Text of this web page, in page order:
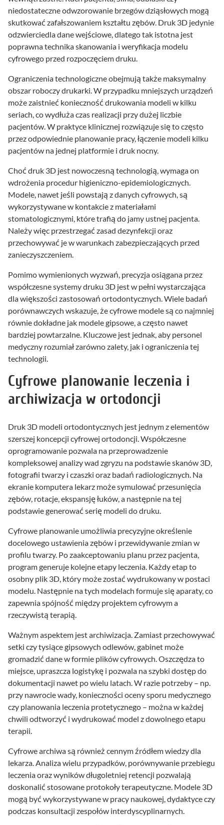
niedostateczne odwzorowanie brzegów dziąsłowych mogą
skutkować zafałszowaniem kształtu zębów. Druk 3D jedynie
odzwierciedla dane wejściowe, dlatego tak istotna jest
poprawna technika skanowania i weryfikacja modelu
cyfrowego przed rozpoczęciem druku.
Ograniczenia technologiczne obejmują także maksymalny
obszar roboczy drukarki. W przypadku mniejszych urządzeń
może zaistnieć konieczność drukowania modeli w kilku
seriach, co wydłuża czas realizacji przy dużej liczbie
pacjentów. W praktyce klinicznej rozwiązuje się to często
przez odpowiednie planowanie pracy, łączenie modeli kilku
pacjentów na jednej platformie i druk nocny.
Choć druk 3D jest nowoczesną technologią, wymaga on
wdrożenia procedur higieniczno-epidemiologicznych.
Modele, nawet jeśli powstają z danych cyfrowych, są
wykorzystywane w kontakcie z materiałami
stomatologicznymi, które trafią do jamy ustnej pacjenta.
Należy więc przestrzegać zasad dezynfekcji oraz
przechowywać je w warunkach zabezpieczających przed
zanieczyszczeniem.
Pomimo wymienionych wyzwań, precyzja osiągana przez
współczesne systemy druku 3D jest w pełni wystarczająca
dla większości zastosowań ortodontycznych. Wiele badań
porównawczych wskazuje, że cyfrowe modele są co najmniej
równie dokładne jak modele gipsowe, a często nawet
bardziej powtarzalne. Kluczowe jest jednak, aby personel
medyczny rozumiał zarówno zalety, jak i ograniczenia tej
technologii.
Cyfrowe planowanie leczenia i
archiwizacja w ortodoncji
Druk 3D modeli ortodontycznych jest jednym z elementów
szerszej koncepcji cyfrowej ortodoncji. Współczesne
oprogramowanie pozwala na przeprowadzenie
kompleksowej analizy wad zgryzu na podstawie skanów 3D,
fotografii twarzy i czaszki oraz badań radiologicznych. Na
ekranie komputera lekarz może symulować przesunięcia
zębów, rotacje, ekspansję łuków, a następnie na tej
podstawie generować serię modeli do druku.
Cyfrowe planowanie umożliwia precyzyjne określenie
docelowego ustawienia zębów i przewidywanie zmian w
profilu twarzy. Po zaakceptowaniu planu przez pacjenta,
program generuje kolejne etapy leczenia. Każdy etap to
osobny plik 3D, który może zostać wydrukowany w postaci
modelu. Następnie na tych modelach formuje się aparaty, co
zapewnia spójność między projektem cyfrowym a
rzeczywistą terapią.
Ważnym aspektem jest archiwizacja. Zamiast przechowywać
setki czy tysiące gipsowych odlewów, gabinet może
gromadzić dane w formie plików cyfrowych. Oszczędza to
miejsce, upraszcza logistykę i pozwala na szybki dostęp do
dokumentacji nawet po wielu latach. W razie potrzeby – np.
przy nawrocie wady, konieczności oceny sporu medycznego
czy planowania leczenia protetycznego – można w każdej
chwili odtworzyć i wydrukować model z dowolnego etapu
terapii.
Cyfrowe archiwa są również cennym źródłem wiedzy dla
lekarza. Analiza wielu przypadków, porównywanie przebiegu
leczenia oraz wyników długoletniej retencji pozwalają
doskonalić stosowane protokoły terapeutyczne. Modele 3D
mogą być wykorzystywane w pracy naukowej, dydaktyce czy
podczas konsultacji zespołów interdyscyplinarnych.